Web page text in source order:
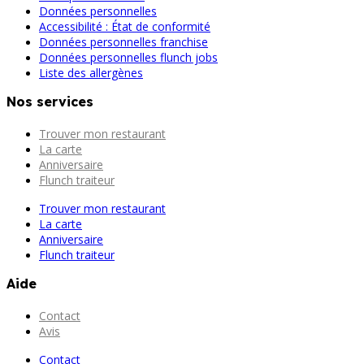
Données personnelles
Accessibilité : État de conformité
Données personnelles franchise
Données personnelles flunch jobs
Liste des allergènes
Nos services
Trouver mon restaurant
La carte
Anniversaire
Flunch traiteur
Trouver mon restaurant
La carte
Anniversaire
Flunch traiteur
Aide
Contact
Avis
Contact